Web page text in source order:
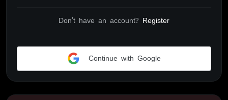
Don't have an account? Register
Continue with Google